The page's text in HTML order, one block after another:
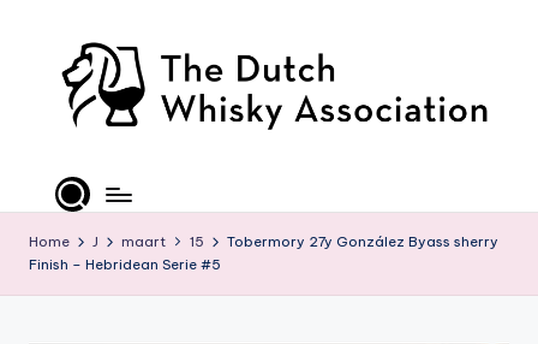
D
W
Home J maart 15
Tobermory 27y González Byass sherry
Finish – Hebridean Serie #5